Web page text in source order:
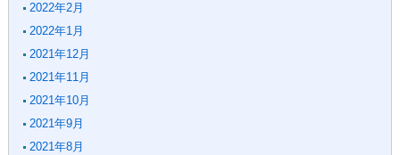
2022年2月
2022年1月
2021年12月
2021年11月
2021年10月
2021年9月
2021年8月